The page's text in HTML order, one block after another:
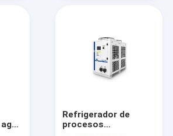
Refrigerador de
procesos